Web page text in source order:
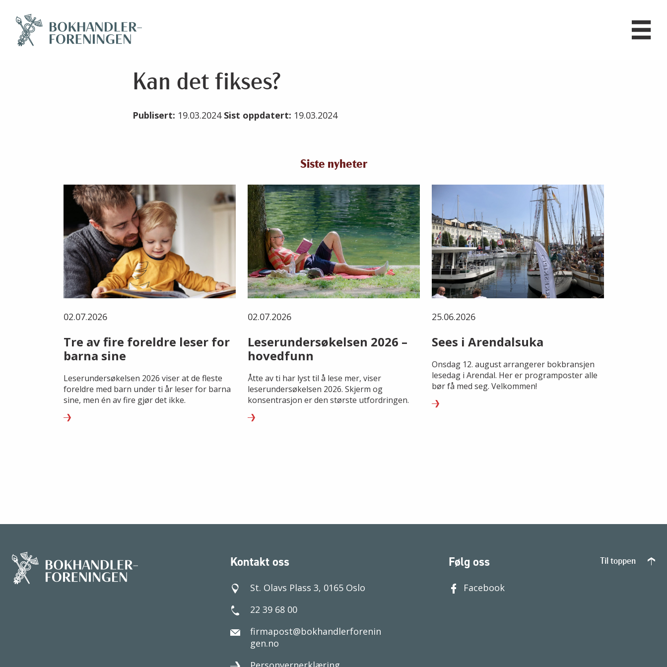
Kan det fikses?
Publisert: 19.03.2024 Sist oppdatert: 19.03.2024
Siste nyheter
02.07.2026
Tre av fire foreldre leser for
barna sine
Leserundersøkelsen 2026 viser at de fleste
foreldre med barn under ti år leser for barna
sine, men én av fire gjør det ikke.
02.07.2026
Leserundersøkelsen 2026 –
hovedfunn
Åtte av ti har lyst til å lese mer, viser
leserundersøkelsen 2026. Skjerm og
konsentrasjon er den største utfordringen.
25.06.2026
Sees i Arendalsuka
Onsdag 12. august arrangerer bokbransjen
lesedag i Arendal. Her er programposter alle
bør få med seg. Velkommen!
Kontakt oss
St. Olavs Plass 3, 0165 Oslo
22 39 68 00
firmapost@bokhandlerforenin
gen.no
Følg oss
Facebook
Til toppen